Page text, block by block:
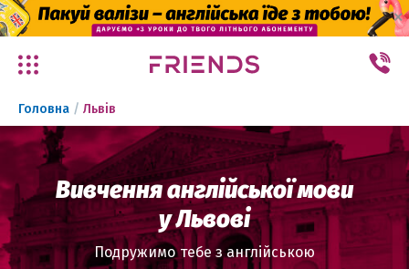
✕
Головна / Львів
Вивчення англійської мови
у Львові
Подружимо тебе з англійською